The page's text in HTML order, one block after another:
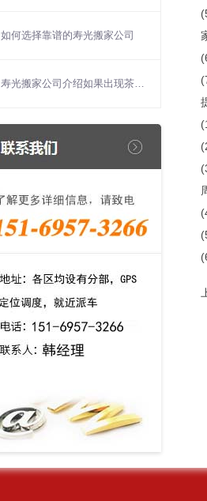
如何选择靠谱的寿光搬家公司
寿光搬家公司介绍如果出现茶垢该怎么进行处理？